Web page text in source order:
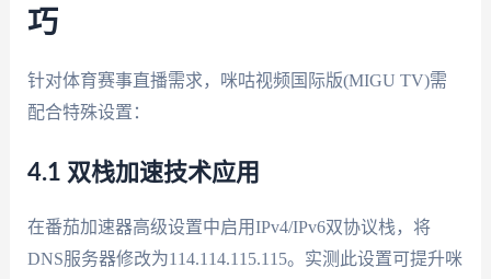
巧
针对体育赛事直播需求，咪咕视频国际版(MIGU TV)需
配合特殊设置：
4.1 双栈加速技术应用
在番茄加速器高级设置中启用IPv4/IPv6双协议栈，将
DNS服务器修改为114.114.115.115。实测此设置可提升咪